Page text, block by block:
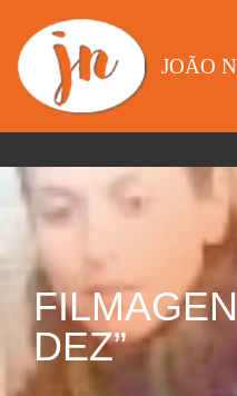
Avançar
para
JOÃO
DEZ”